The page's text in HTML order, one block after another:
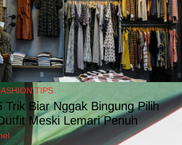
TIPS
Trik Biar Nggak Bingung Pilih
Meski Lemari Penuh